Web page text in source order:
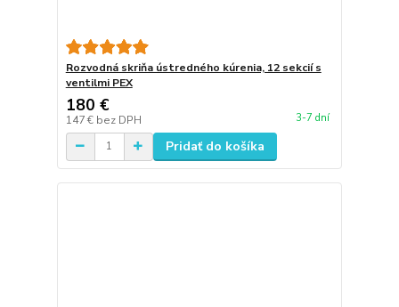
Rozvodná skriňa ústredného kúrenia, 12 sekcií s
ventilmi PEX
180 €
147 € bez DPH 3-7 dní
Pridať do košíka